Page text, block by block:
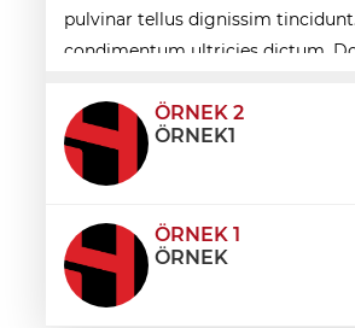
Sağlık
reformu çağrısı
pulvinar tellus dignissim
condimentum ultricies dictum.
ÖRNEK 2
ÖRNEK1
ÖRNEK 1
ÖRNEK